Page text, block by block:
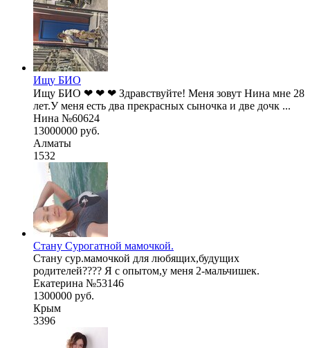
Ищу БИО
Ищу БИО ❤ ❤ ❤ Здравствуйте! Меня зовут Нина мне 28
лет.У меня есть два прекрасных сыночка и две дочк ...
Нина №60624
13000000 руб.
Алматы
1532
Стану Сурогатной мамочкой.
Стану сур.мамочкой для любящих,будущих
родителей???? Я с опытом,у меня 2-мальчишек.
Екатерина №53146
1300000 руб.
Крым
3396